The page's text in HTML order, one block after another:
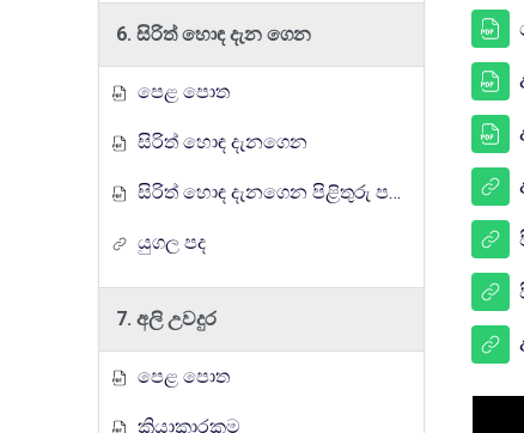
6. සිරිත් හොඳ දැන ගෙන
පෙළ පොත
සිරිත් හොඳ දැනගෙන
සිරිත් හොඳ දැනගෙන පිළිතුරු පත්‍රය
යුගල පද
7. අලි උවදුර
පෙළ පොත
ක්‍රියාකාරකම